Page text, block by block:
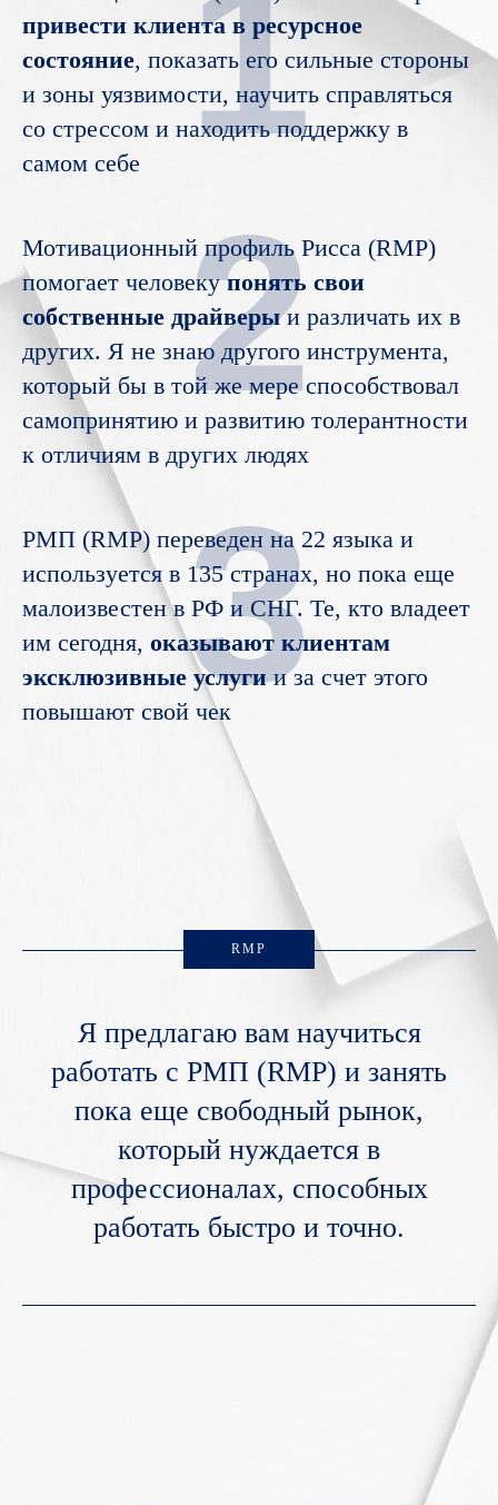
привести клиента в ресурсное
состояние, показать его сильные стороны
и зоны уязвимости, научить справляться
со стрессом и находить поддержку в
самом себе
1
Мотивационный профиль Рисса (RMP)
помогает человекупонять свои
собственные драйверыи различать их в
других. Я не знаю другого инструмента,
который бы в той же мере способствовал
самопринятию и развитию толерантности
к отличиям в других людях
2
РМП (RMP) переведен на 22 языка и
используется в 135 странах, но пока еще
малоизвестен в РФ и СНГ. Те, кто владеет
им сегодня, оказывают клиентам
эксклюзивные услугии за счет этого
повышают свой чек3
RMP
Я предлагаю вам научиться
работать с РМП (RMP) и занять
пока еще свободный рынок,
который нуждается в
профессионалах, способных
работать быстро и точно.